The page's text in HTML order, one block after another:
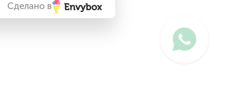
Сделано в